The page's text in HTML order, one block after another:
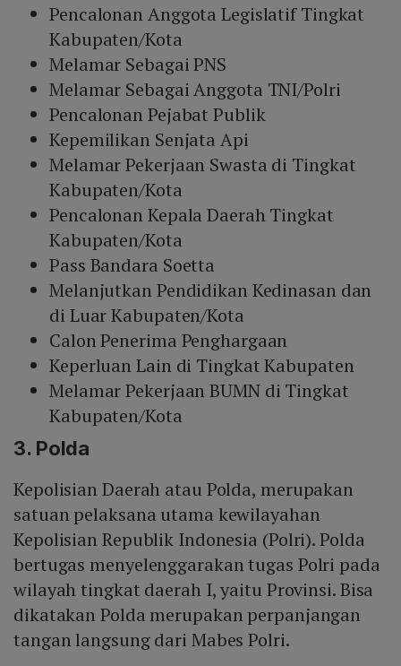
Pencalonan Anggota Legislatif Tingkat
Kabupaten/Kota
Melamar Sebagai PNS
Melamar Sebagai Anggota TNI/Polri
Pencalonan Pejabat Publik
Kepemilikan Senjata Api
Melamar Pekerjaan Swasta di Tingkat
Kabupaten/Kota
Pencalonan Kepala Daerah Tingkat
Kabupaten/Kota
Pass Bandara Soetta
Melanjutkan Pendidikan Kedinasan dan
di Luar Kabupaten/Kota
Calon Penerima Penghargaan
Keperluan Lain di Tingkat Kabupaten
Melamar Pekerjaan BUMN di Tingkat
Kabupaten/Kota
3. Polda
Kepolisian Daerah atau Polda, merupakan
satuan pelaksana utama kewilayahan
Kepolisian Republik Indonesia (Polri). Polda
bertugas menyelenggarakan tugas Polri pada
wilayah tingkat daerah I, yaitu Provinsi. Bisa
dikatakan Polda merupakan perpanjangan
tangan langsung dari Mabes Polri.